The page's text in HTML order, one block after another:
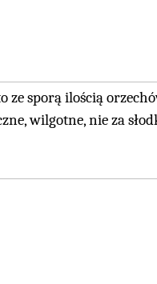
sporą ilością
wilgotne, nie za